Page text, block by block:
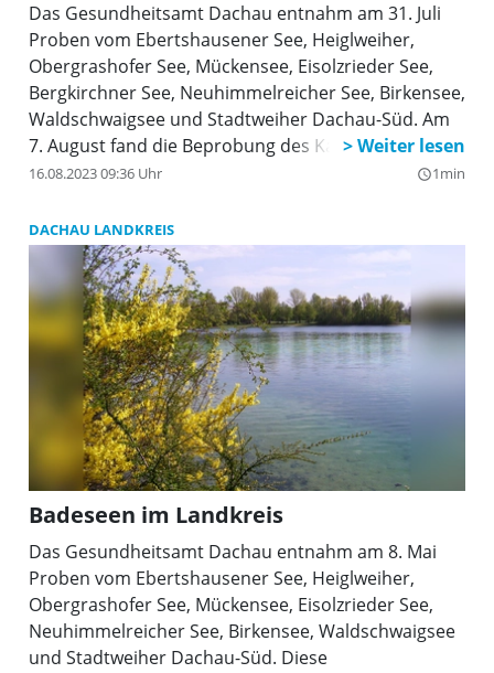
Das Gesundheitsamt Dachau entnahm am 31. Juli
Proben vom Ebertshausener See, Heiglweiher,
Obergrashofer See, Mückensee, Eisolzrieder See,
Bergkirchner See, Neuhimmelreicher See, Birkensee,
Waldschwaigsee und Stadtweiher Dachau-Süd. Am
7. August fand die Beprobung des Karlsfelder Sees
statt. Die Wassertemperatur lag bei 17,5°C. Alle
beanstanden.
16.08.2023 09:36 Uhr query_builder1min
DACHAU LANDKREIS
Badeseen im Landkreis
Das Gesundheitsamt Dachau entnahm am 8. Mai
Proben vom Ebertshausener See, Heiglweiher,
Obergrashofer See, Mückensee, Eisolzrieder See,
Neuhimmelreicher See, Birkensee, Waldschwaigsee
und Stadtweiher Dachau-Süd. Diese